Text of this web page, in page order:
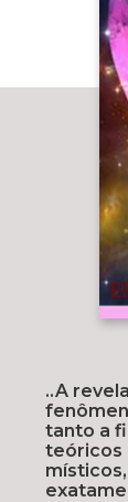
..A
tanto a
teóricos